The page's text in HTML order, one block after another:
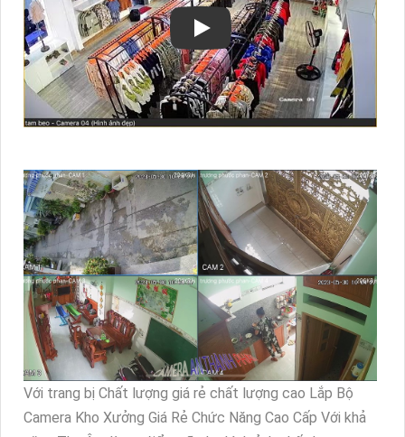
Với trang bị Chất lượng giá rẻ chất lượng cao Lắp Bộ
Camera Kho Xưởng Giá Rẻ Chức Năng Cao Cấp Với khả